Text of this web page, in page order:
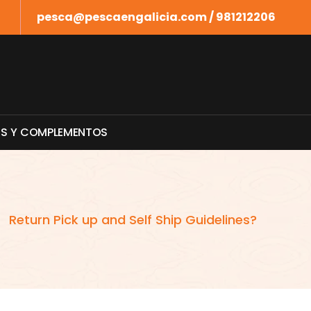
pesca@pescaengalicia.com / 981212206
S Y COMPLEMENTOS
Return Pick up and Self Ship Guidelines?